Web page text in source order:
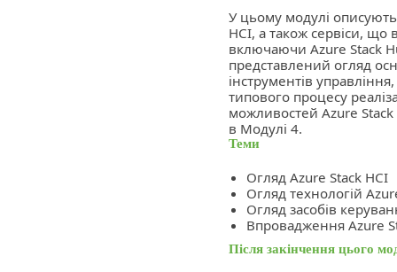
У цьому модулі
HCI, а також сервіси, що
включаючи Azure Stack
представлений огляд
інструментів
типового процесу
можливостей Azure Stack
в Модулі 4.
Теми
Огляд Azure Stack HCI
Огляд технологій
Огляд засобів
Впровадження Azure
Після закінчення цього